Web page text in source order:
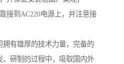
接到AC220电源上，并注意接
有雄厚的技术力量，完备的
研制的过程中，吸取国内外